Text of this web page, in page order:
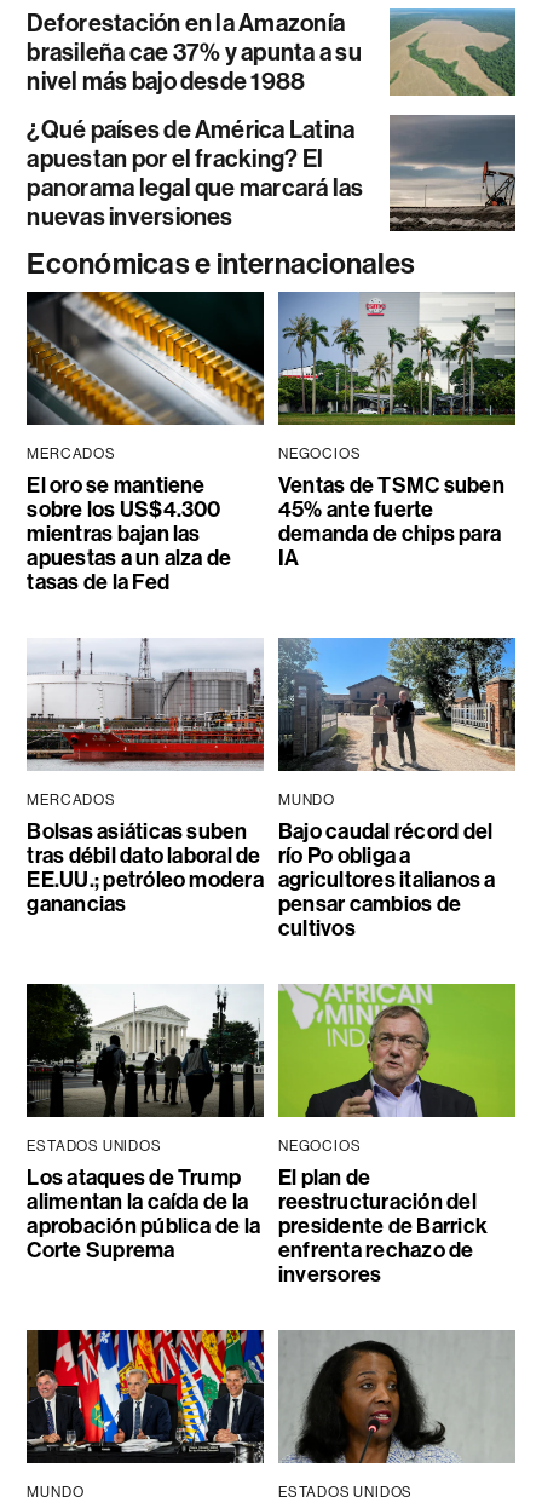
Deforestación en la Amazonía
brasileña cae 37% y apunta a su
nivel más bajo desde 1988
¿Qué países de América Latina
apuestan por el fracking? El
panorama legal que marcará las
nuevas inversiones
Económicas e internacionales
MERCADOS
El oro se mantiene
sobre los US$4.300
mientras bajan las
apuestas a un alza de
tasas de la Fed
NEGOCIOS
Ventas de TSMC suben
45% ante fuerte
demanda de chips para
IA
MERCADOS
Bolsas asiáticas suben
tras débil dato laboral de
EE.UU.; petróleo modera
ganancias
MUNDO
Bajo caudal récord del
río Po obliga a
agricultores italianos a
pensar cambios de
cultivos
ESTADOS UNIDOS
Los ataques de Trump
alimentan la caída de la
aprobación pública de la
Corte Suprema
NEGOCIOS
El plan de
reestructuración del
presidente de Barrick
enfrenta rechazo de
inversores
MUNDO ESTADOS UNIDOS